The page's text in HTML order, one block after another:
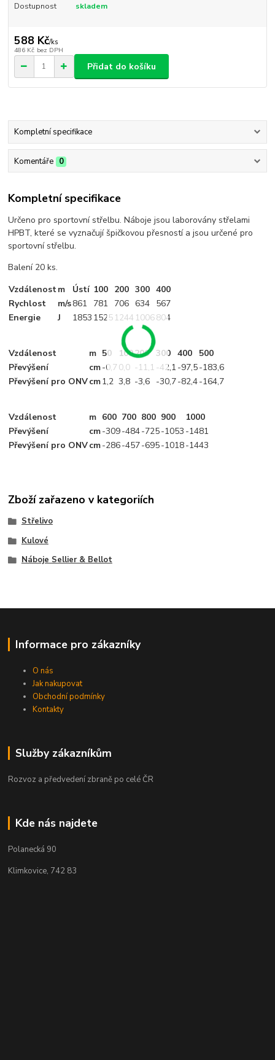
Dostupnost skladem
588 Kč/ks
486 Kč bez DPH
Přidat do košíku
Kompletní specifikace
Komentáře 0
Kompletní specifikace
Určeno pro sportovní střelbu. Náboje jsou laborovány střelami
HPBT, které se vyznačují špičkovou přesností a jsou určené pro
sportovní střelbu.
Balení 20 ks.
Vzdálenostm Ústí 100 200 300 400
Rychlost
m/s861 781 706 634 567
Energie
J 1853 1525 1244 1006804
Vzdálenost m 50 100200 300 400
500
Převýšení
cm-0,7 0,0 -11,1 -42,1 -97,5-183,6
Převýšení pro ONVcm1,2 3,8 -3,6 -30,7-82,4-164,7
Vzdálenost m 600 700 800 900
1000
Převýšení
cm-309-484-725-1053 -1481
Převýšení pro ONVcm-286-457-695-1018-1443
Zboží zařazeno v kategoriích
Střelivo
Kulové
Náboje Sellier & Bellot
Informace pro zákazníky
O nás
Jak nakupovat
Obchodní podmínky
Kontakty
Služby zákazníkům
Rozvoz a předvedení zbraně po celé ČR
Kde nás najdete
Polanecká 90
Klimkovice, 742 83